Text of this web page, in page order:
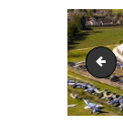
Accès &
Actualités